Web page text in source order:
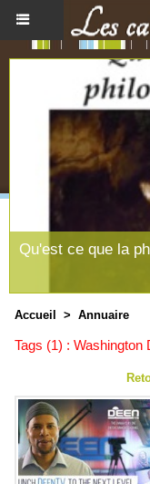
Qu'est ce que la
Accueil > Annuaire
Tags (1) : Washington